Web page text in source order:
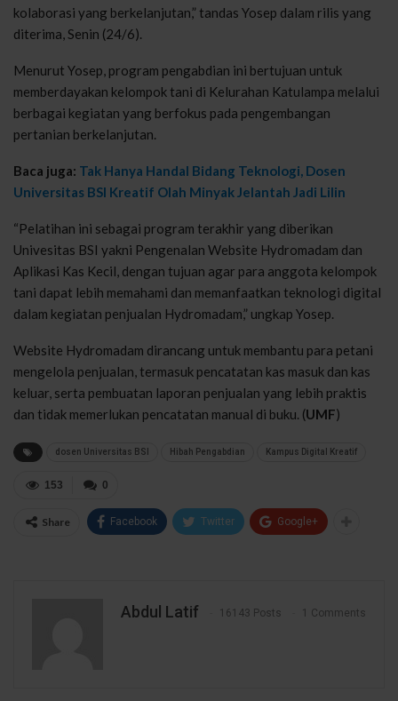
kolaborasi yang berkelanjutan,” tandas Yosep dalam rilis yang
diterima, Senin (24/6).
Menurut Yosep, program pengabdian ini bertujuan untuk
memberdayakan kelompok tani di Kelurahan Katulampa melalui
berbagai kegiatan yang berfokus pada pengembangan
pertanian berkelanjutan.
Baca juga: Tak Hanya Handal Bidang Teknologi, Dosen
Universitas BSI Kreatif Olah Minyak Jelantah Jadi Lilin
“Pelatihan ini sebagai program terakhir yang diberikan
Univesitas BSI yakni Pengenalan Website Hydromadam dan
Aplikasi Kas Kecil, dengan tujuan agar para anggota kelompok
tani dapat lebih memahami dan memanfaatkan teknologi digital
dalam kegiatan penjualan Hydromadam,” ungkap Yosep.
Website Hydromadam dirancang untuk membantu para petani
mengelola penjualan, termasuk pencatatan kas masuk dan kas
keluar, serta pembuatan laporan penjualan yang lebih praktis
dan tidak memerlukan pencatatan manual di buku. (UMF)
dosen Universitas BSI Hibah Pengabdian Kampus Digital Kreatif
0
153
Share Facebook Twitter Google+
Abdul Latif 16143 Posts 1 Comments